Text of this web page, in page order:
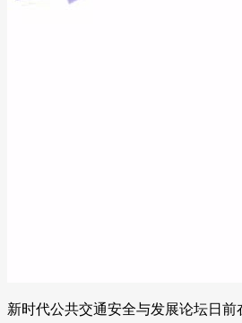
新时代公共交通安全与发展论坛日